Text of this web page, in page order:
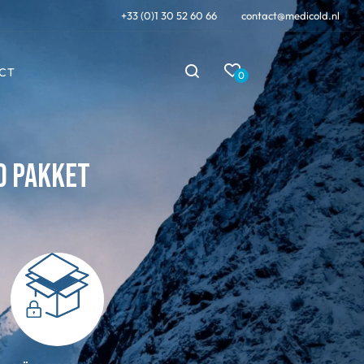
+33 (0)1 30 52 60 66 contact@medicold.nl
0
pakket